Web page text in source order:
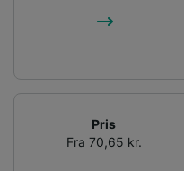
Pris
Fra 70,65 kr.